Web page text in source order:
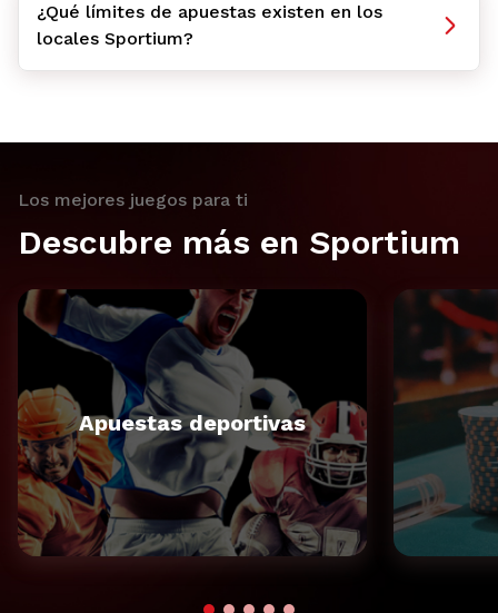
¿Qué límites de apuestas existen en los
locales Sportium?
Los mejores juegos para ti
Descubre más en Sportium
Apuestas deportivas